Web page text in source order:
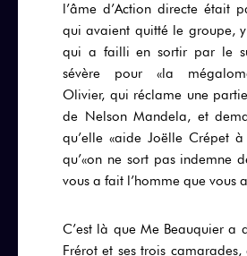
l’âme d’Action directe était
qui avaient quitté le groupe,
qui a failli en sortir par le
sévère pour «la
Olivier, qui réclame une
de Nelson Mandela, et
qu’elle «aide Joëlle Crépet
qu’«on ne sort pas indemne
vous a fait l’homme que vous
C’est là que Me Beauquier a
Frérot et ses trois